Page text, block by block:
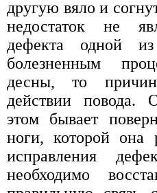
другую вяло и
недостаток не
дефекта одной
болезненным
десны, то
действии повода.
этом бывает
ноги, которой она
исправления
необходимо